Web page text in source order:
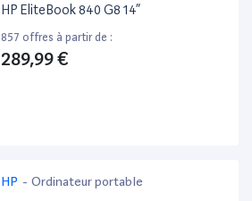
HP EliteBook 840 G8 14”
857 offres à partir de :
289,99 €
HP - Ordinateur portable